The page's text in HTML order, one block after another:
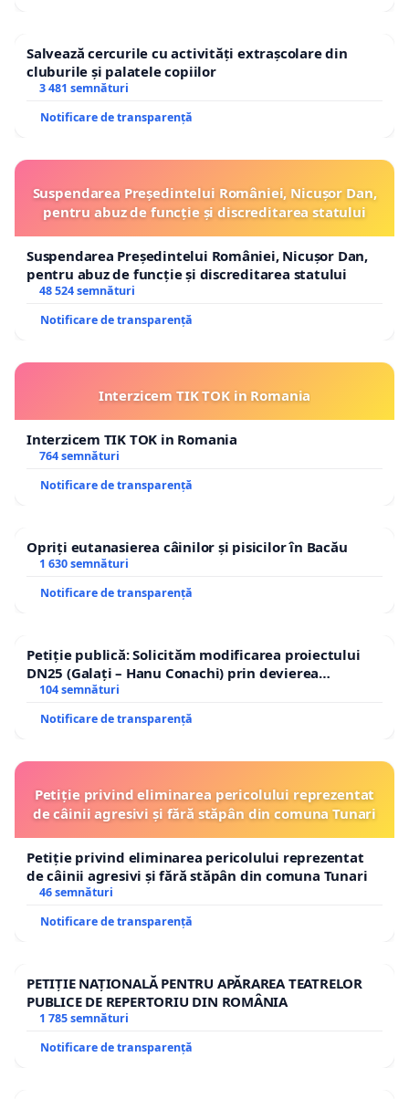
Salvează cercurile cu activități extrașcolare din
cluburile și palatele copiilor
3 481 semnături
Notificare de transparență
Suspendarea Președintelui României, Nicușor Dan,
pentru abuz de funcție și discreditarea statului
Suspendarea Președintelui României, Nicușor Dan,
pentru abuz de funcție și discreditarea statului
48 524 semnături
Notificare de transparență
Interzicem TIK TOK in Romania
Interzicem TIK TOK in Romania
764 semnături
Notificare de transparență
Opriți eutanasierea câinilor și pisicilor în Bacău
1 630 semnături
Notificare de transparență
Petiție publică: Solicităm modificarea proiectului
DN25 (Galați – Hanu Conachi) prin devierea
traseului în afara localităților!
104 semnături
Notificare de transparență
Petiție privind eliminarea pericolului reprezentat
de câinii agresivi și fără stăpân din comuna Tunari
Petiție privind eliminarea pericolului reprezentat
de câinii agresivi și fără stăpân din comuna Tunari
46 semnături
Notificare de transparență
PETIȚIE NAȚIONALĂ PENTRU APĂRAREA TEATRELOR
PUBLICE DE REPERTORIU DIN ROMÂNIA
1 785 semnături
Notificare de transparență